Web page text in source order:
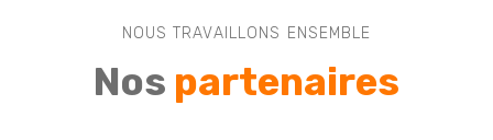
NOUS TRAVAILLONS ENSEMBLE
Nos partenaires